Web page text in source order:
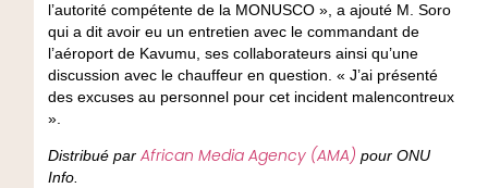
l’autorité compétente de la MONUSCO », a ajouté M. Soro
qui a dit avoir eu un entretien avec le commandant de
l’aéroport de Kavumu, ses collaborateurs ainsi qu’une
discussion avec le chauffeur en question. « J’ai présenté
des excuses au personnel pour cet incident malencontreux
».
Distribué par African Media Agency (AMA) pour ONU
Info.